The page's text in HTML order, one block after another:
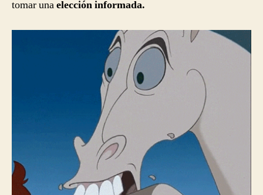
tomar unaelección informada.